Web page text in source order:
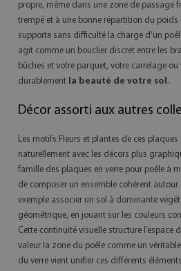
propre, même dans une zone de passage
trempé et à une bonne répartition du poids
supporte sans difficulté la charge d’un
agit comme un bouclier discret entre les
bûches et votre parquet, votre carrelage
durablement
la beauté de votre sol .
Décor assorti aux autres
Les motifs Fleurs et plantes de ces
naturellement avec les décors plus
famille des plaques en verre pour poêle à
de composer un ensemble cohérent
exemple associer un sol à dominante
géométrique, en jouant sur les couleurs
Cette continuité visuelle structure l’espace
valeur la zone du poêle comme un
du verre vient unifier ces différents